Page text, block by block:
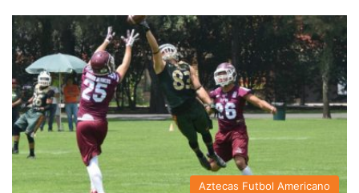
Aztecas Futbol Americano